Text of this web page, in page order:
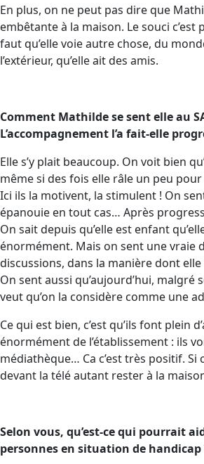
En plus, on ne peut pas dire que
embêtante à la maison. Le souci c’est
faut qu’elle voie autre chose, du
l’extérieur, qu’elle ait des amis.
Comment Mathilde se sent elle au
L’accompagnement l’a fait-elle
Elle s’y plait beaucoup. On voit bien
même si des fois elle râle un peu
Ici ils la motivent, la stimulent ! On
épanouie en tout cas… Après
On sait depuis qu’elle est enfant
énormément. Mais on sent une vraie
discussions, dans la manière dont
On sent aussi qu’aujourd’hui, malgré
veut qu’on la considère comme une
Ce qui est bien, c’est qu’ils font plein
énormément de l’établissement : ils
médiathèque… Ca c’est très positif. Si
devant la télé autant rester à la
Selon vous, qu’est-ce qui pourrait
personnes en situation de handicap